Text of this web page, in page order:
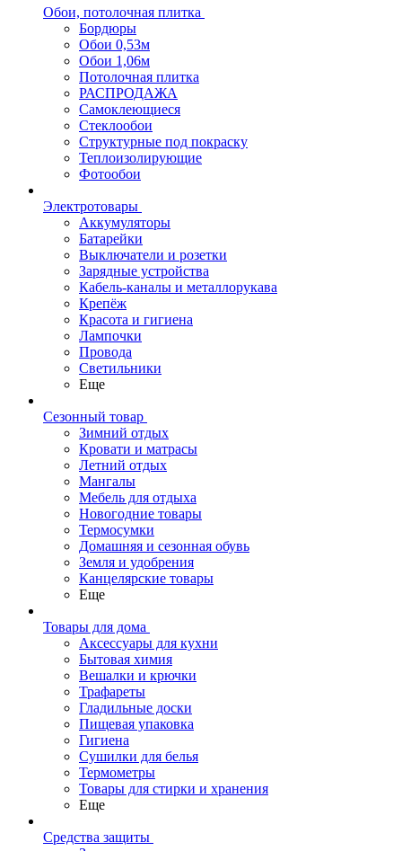
Обои, потолочная плитка
Бордюры
Обои 0,53м
Обои 1,06м
Потолочная плитка
РАСПРОДАЖА
Самоклеющиеся
Стеклообои
Структурные под покраску
Теплоизолирующие
Фотообои
Электротовары
Аккумуляторы
Батарейки
Выключатели и розетки
Зарядные устройства
Кабель-каналы и металлорукава
Крепёж
Красота и гигиена
Лампочки
Провода
Светильники
Еще
Сезонный товар
Зимний отдых
Кровати и матрасы
Летний отдых
Мангалы
Мебель для отдыха
Новогодние товары
Термосумки
Домашняя и сезонная обувь
Земля и удобрения
Канцелярские товары
Еще
Товары для дома
Аксессуары для кухни
Бытовая химия
Вешалки и крючки
Трафареты
Гладильные доски
Пищевая упаковка
Гигиена
Сушилки для белья
Термометры
Товары для стирки и хранения
Еще
Средства защиты